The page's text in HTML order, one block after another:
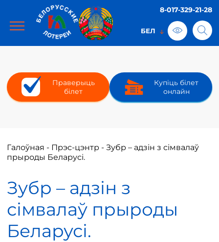
8-017-329-21-28
Праверыць
білет
Купіць білет
онлайн
Галоўная - Прэс-цэнтр - Зубр – адзін з сімвалаў
прыроды Беларусі.
Зубр – адзін з
сімвалаў прыроды
Беларусі.